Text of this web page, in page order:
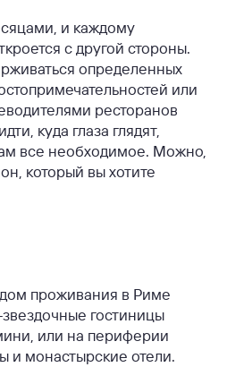
и каждому
с другой стороны.
определенных
или
ресторанов
куда глаза глядят,
все необходимое. Можно,
который вы хотите
проживания в Риме
гостиницы
или на периферии
и монастырские отели.